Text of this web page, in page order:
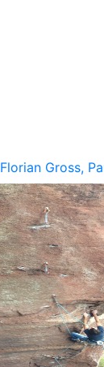
Florian Gross,